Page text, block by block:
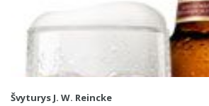
Švyturys J. W. Reincke